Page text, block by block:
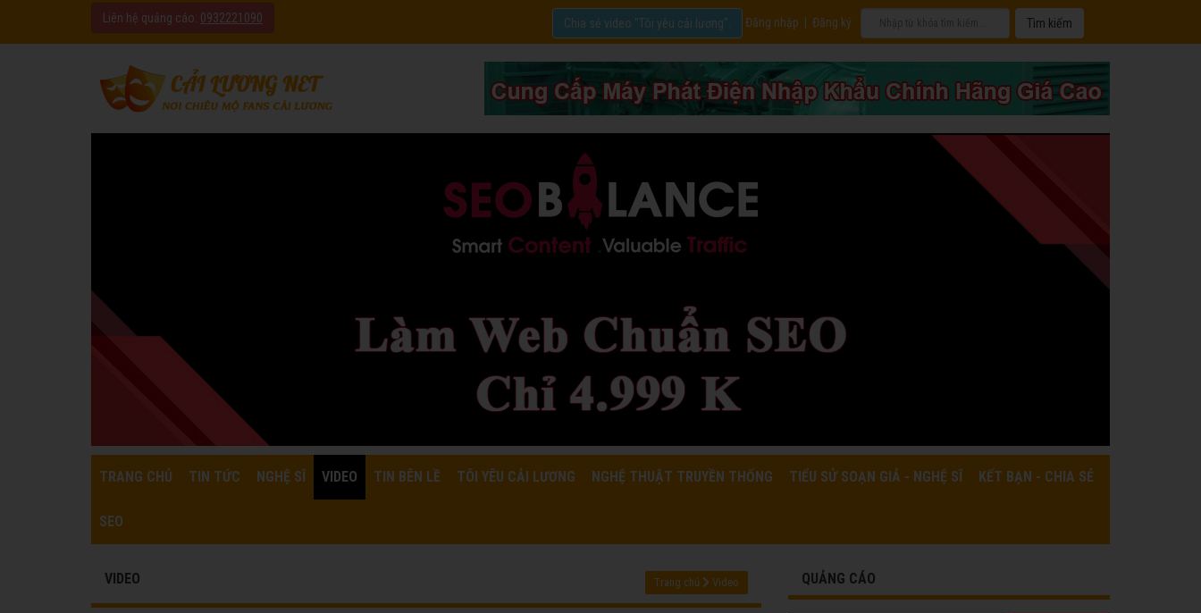
Liên hệ quảng cáo: 0932221090 Đăng nhập Đăng ký
Chia sẻ video "Tôi yêu cải lương".
TRANG CHỦ TIN TỨC NGHỆ SĨ VIDEO TIN BÊN LỀ TÔI YÊU CẢI LƯƠNG NGHỆ THUẬT TRUYỀN THỐNG TIỂU SỬ SOẠN GIẢ - NGHỆ SĨ KẾT BẠN - CHIA SẺ
SEO
VIDEO Trang chủ Video QUẢNG CÁO